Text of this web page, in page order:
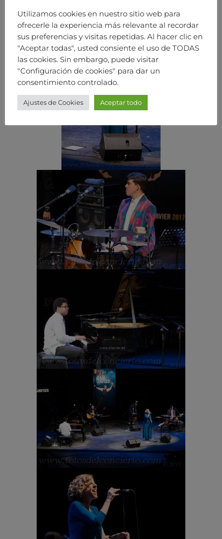
Utilizamos cookies en nuestro sitio web para
ofrecerle la experiencia más relevante al recordar
sus preferencias y visitas repetidas. Al hacer clic en
"Aceptar todas", usted consiente el uso de TODAS
las cookies. Sin embargo, puede visitar
"Configuración de cookies" para dar un
consentimiento controlado.
Ajustes de Cookies Aceptar todo